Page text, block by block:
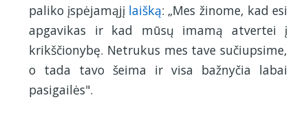
paliko įspėjamąjį laišką: „Mes žinome, kad esi
apgavikas ir kad mūsų imamą atvertei į
krikščionybę. Netrukus mes tave sučiupsime,
o tada tavo šeima ir visa bažnyčia labai
pasigailės".